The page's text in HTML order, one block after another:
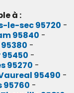
à :
le-sec 95720 -
95840 -
-
-
95270 -
95490 -
95760 -